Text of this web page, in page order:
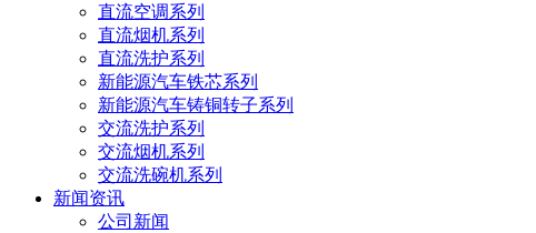
直流空调系列
直流烟机系列
直流洗护系列
新能源汽车铁芯系列
新能源汽车铸铜转子系列
交流洗护系列
交流烟机系列
交流洗碗机系列
新闻资讯
公司新闻